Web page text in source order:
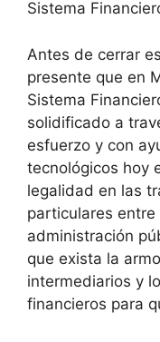
Sistema
Antes de cerrar
presente que en
Sistema
solidificado a
esfuerzo y con
tecnológicos hoy
legalidad en las
particulares
administración
que exista la
intermediarios y
financieros para